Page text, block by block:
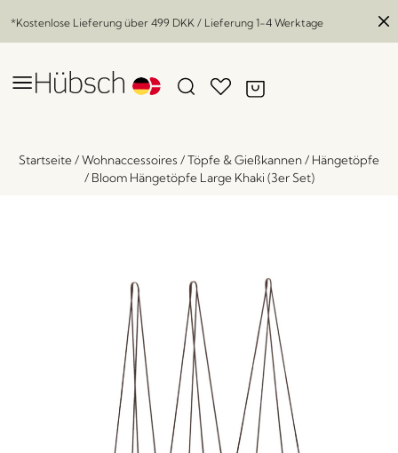
*Kostenlose Lieferung über 499 DKK / Lieferung 1-4 Werktage
Startseite/Wohnaccessoires /Töpfe & Gießkannen/ Hängetöpfe
/ Bloom Hängetöpfe Large Khaki (3er Set)